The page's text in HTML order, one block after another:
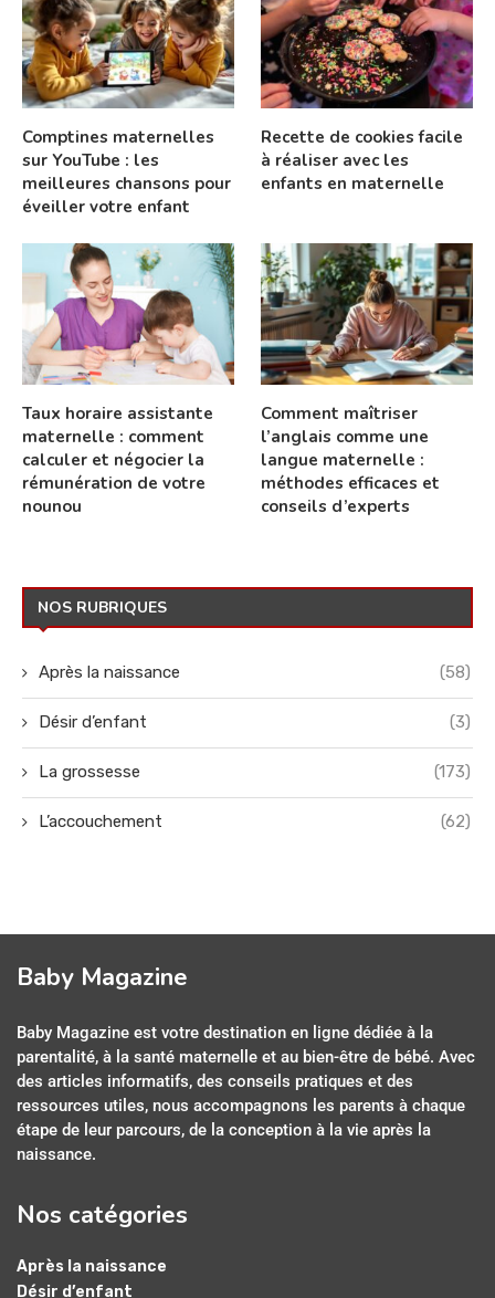
Comptines maternelles
sur YouTube : les
meilleures chansons pour
éveiller votre enfant
Recette de cookies facile
à réaliser avec les
enfants en maternelle
Taux horaire assistante
maternelle : comment
calculer et négocier la
rémunération de votre
nounou
Comment maîtriser
l’anglais comme une
langue maternelle :
méthodes efficaces et
conseils d’experts
NOS RUBRIQUES
Après la naissance (58)
Désir d’enfant (3)
La grossesse (173)
L’accouchement (62)
Baby Magazine
Baby Magazine est votre destination en ligne dédiée à la
parentalité, à la santé maternelle et au bien-être de bébé. Avec
des articles informatifs, des conseils pratiques et des
ressources utiles, nous accompagnons les parents à chaque
étape de leur parcours, de la conception à la vie après la
naissance.
Nos catégories
Après la naissance
Désir d’enfant